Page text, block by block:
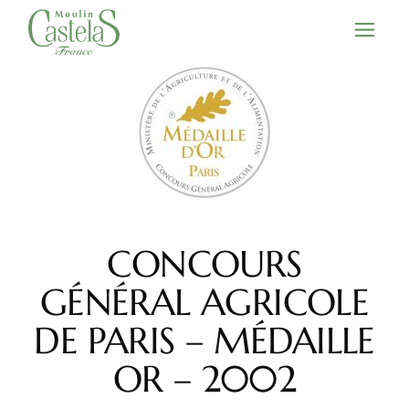
content
CONCOURS
GÉNÉRAL AGRICOLE
DE PARIS – MÉDAILLE
OR – 2002